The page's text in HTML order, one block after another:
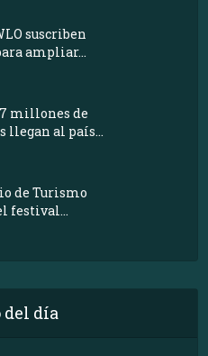
suscriben
ampliar...
millones de
llegan al país...
de Turismo
festival...
del día